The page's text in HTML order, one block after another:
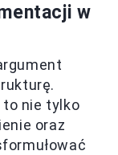
w
to nie tylko
oraz